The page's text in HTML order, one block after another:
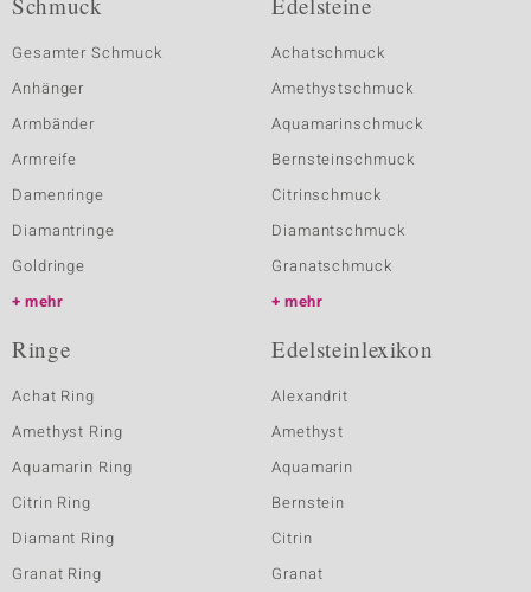
Gesamter Schmuck
Anhänger
Armbänder
Armreife
Damenringe
Diamantringe
Goldringe
mehr
Achatschmuck
Amethystschmuck
Aquamarinschmuck
Bernsteinschmuck
Citrinschmuck
Diamantschmuck
Granatschmuck
mehr
Ringe
Achat Ring
Amethyst Ring
Aquamarin Ring
Citrin Ring
Diamant Ring
Granat Ring
Edelsteinlexikon
Alexandrit
Amethyst
Aquamarin
Bernstein
Citrin
Granat